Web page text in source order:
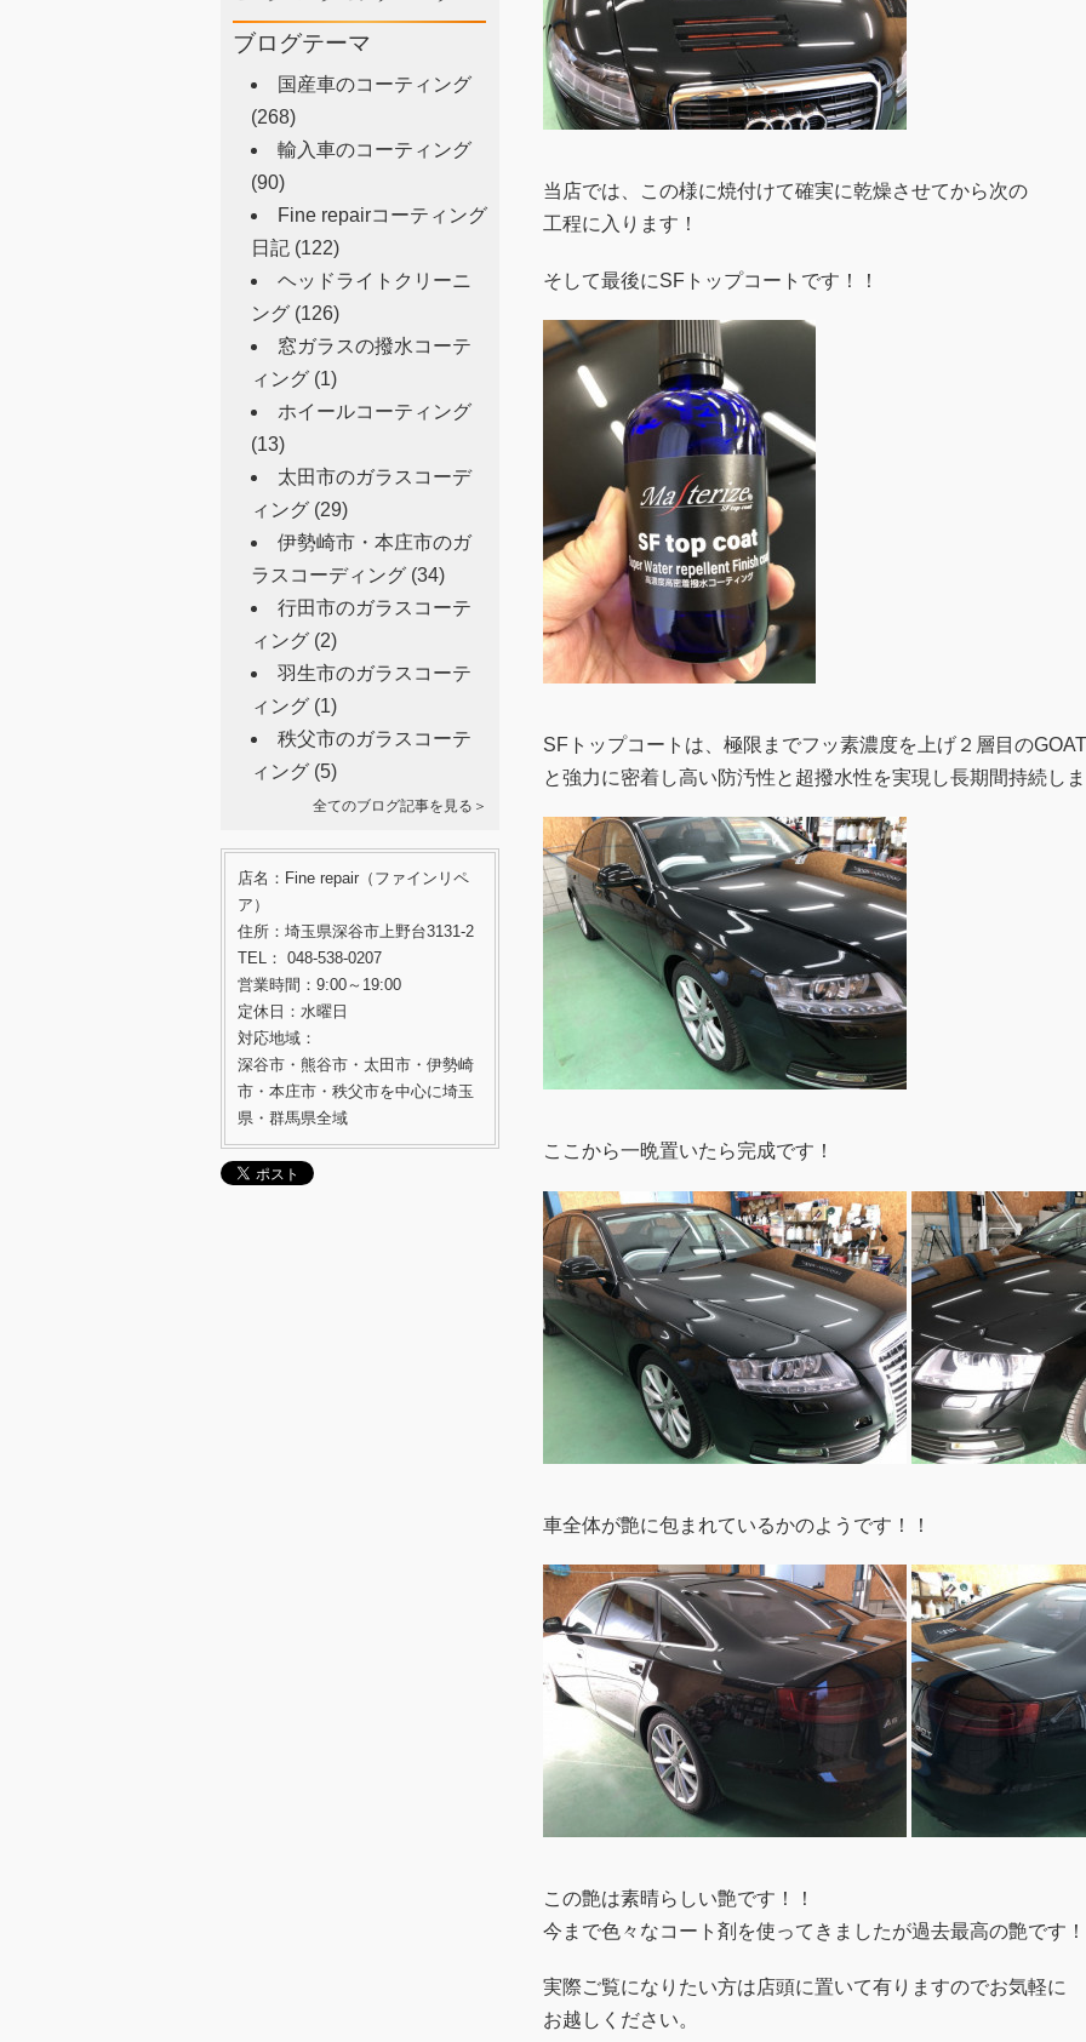
ブログテーマ
国産車のコーティング
(268)
輸入車のコーティング
(90)
Fine repairコーティング
日記 (122)
ヘッドライトクリーニ
ング (126)
窓ガラスの撥水コーテ
ィング (1)
ホイールコーティング
(13)
太田市のガラスコーデ
ィング (29)
伊勢崎市・本庄市のガ
ラスコーディング (34)
行田市のガラスコーテ
ィング (2)
羽生市のガラスコーテ
ィング (1)
秩父市のガラスコーテ
ィング (5)
全てのブログ記事を見る＞
店名：Fine repair（ファインリペ
ア）
住所：埼玉県深谷市上野台3131-2
TEL： 048-538-0207
営業時間：9:00～19:00
定休日：水曜日
対応地域：
深谷市・熊谷市・太田市・伊勢崎
市・本庄市・秩父市を中心に埼玉
県・群馬県全域
当店では、この様に焼付けて確実に乾燥させてから次の
工程に入ります！
そして最後にSFトップコートです！！
SFトップコートは、極限までフッ素濃度を上げ２層目の
と強力に密着し高い防汚性と超撥水性を実現し長期間持続し
ここから一晩置いたら完成です！
車全体が艶に包まれているかのようです！！
この艶は素晴らしい艶です！！
今まで色々なコート剤を使ってきましたが過去最高の艶です
実際ご覧になりたい方は店頭に置いて有りますのでお気軽に
お越しください。